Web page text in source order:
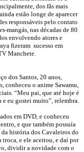
dos fãs mais
estão longe de aparecer
responsáveis pelo contato
mangás, nas décadas de 80
envolvendo atores e
fizeram sucesso em
Manchete.
dos Santos, 20 anos,
conheceu o anime Sawamu,
“Meu pai, que até hoje é
eu gostei muito”, relembra.
em DVD, e conheceu
e que também possuía
história dos Cavaleiros do
troca, e ele aceitou, e daí por
dividir a novidade com o